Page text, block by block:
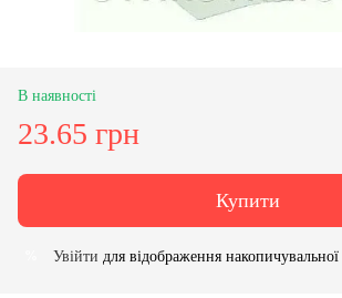
В наявності
23.65 грн
Купити
Увійти для відображення